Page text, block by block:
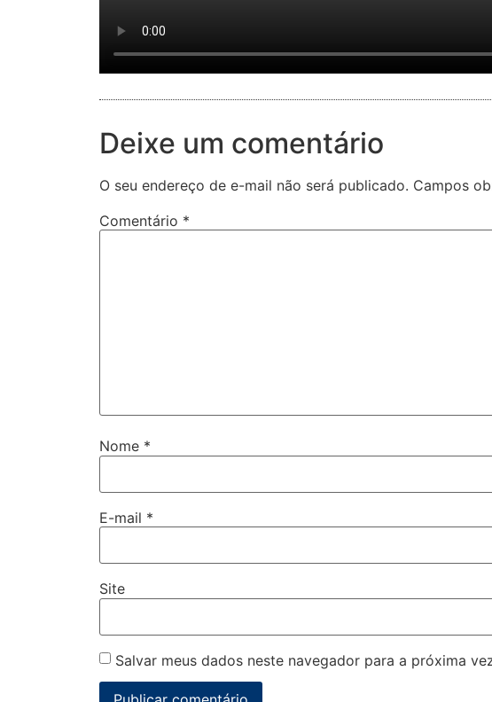
Deixe um comentário
O seu endereço de e-mail não será publicado. Campos
Comentário *
Nome *
E-mail *
Site
Salvar meus dados neste navegador para a próxima